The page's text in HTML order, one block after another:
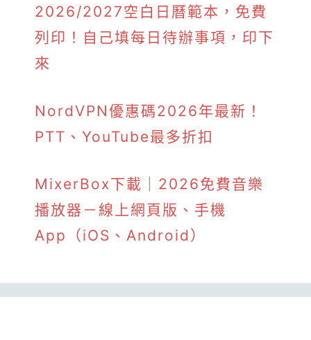
2026/2027空白日曆範本，免費
列印！自己填每日待辦事項，印下
來
NordVPN優惠碼2026年最新！
PTT、YouTube最多折扣
MixerBox下載｜2026免費音樂
播放器－線上網頁版、手機
App（iOS、Android）